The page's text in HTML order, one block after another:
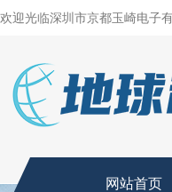
欢迎光临深圳市京都玉崎电子
网站首页